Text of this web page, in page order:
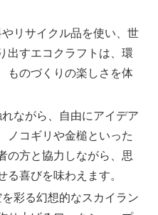
リサイクル品を使い、世
出すエコクラフトは、環
ものづくりの楽しさを体
ながら、自由にアイデア
ノコギリや金槌といった
の方と協力しながら、思
る喜びを味わえます。
を彩る幻想的なスカイラン